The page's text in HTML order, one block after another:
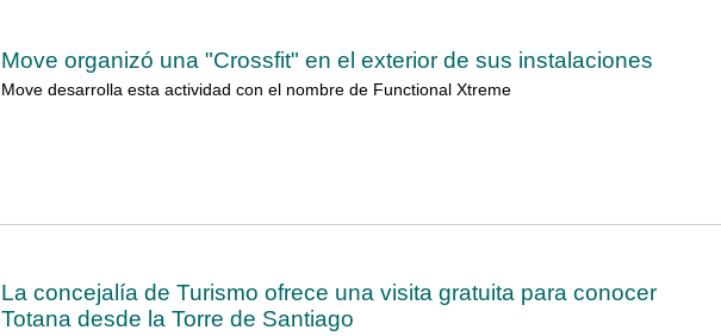
Move organizó una "Crossfit" en el exterior de sus instalaciones
Move desarrolla esta actividad con el nombre de Functional Xtreme
La concejalía de Turismo ofrece una visita gratuita para conocer
Totana desde la Torre de Santiago